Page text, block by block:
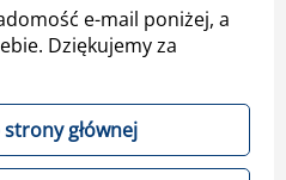
e-mail poniżej, a
Dziękujemy za
głównej